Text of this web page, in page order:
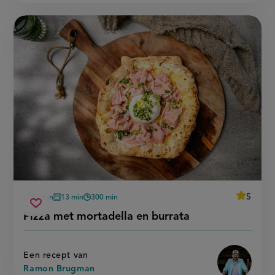
Pizza met mortadella en burrata
voorbereidingstijd
35 min
oventijd
13 min
wachttijd
300 min
average
5
burrata'
Een recept van
Ramon Brugman
Sla
pizza
met
mortadella
burrata